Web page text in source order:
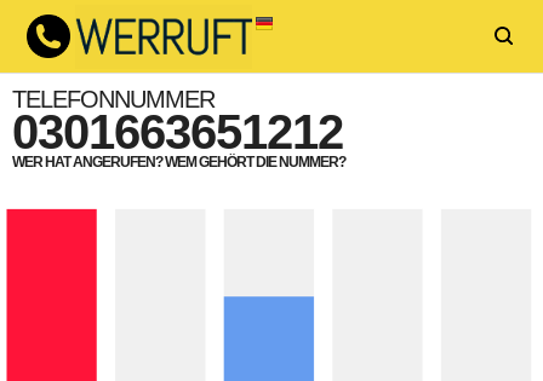
TELEFONNUMMER
0301663651212
WER HAT ANGERUFEN? WEM GEHÖRT DIE NUMMER?